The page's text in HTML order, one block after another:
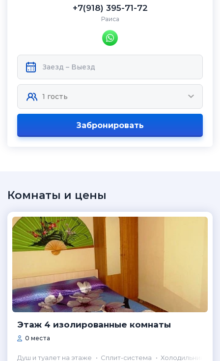
+7(918) 395-71-72
Раиса
Забронировать
Комнаты и цены
Этаж 4 изолированные комнаты
0 места
Душ и туалет на этаже Сплит-система
Холодильник в